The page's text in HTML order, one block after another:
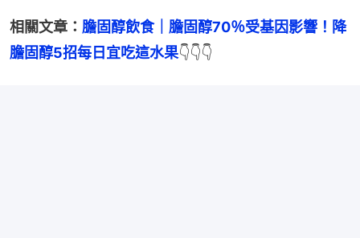
相關文章： 膽固醇飲食｜膽固醇70％受基因影響！降
膽固醇5招每日宜吃這水果👇👇👇